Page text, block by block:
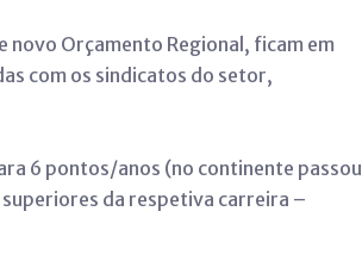
Orçamento Regional, ficam em
com os sindicatos do setor,
6 pontos/anos (no continente passou
da respetiva carreira –